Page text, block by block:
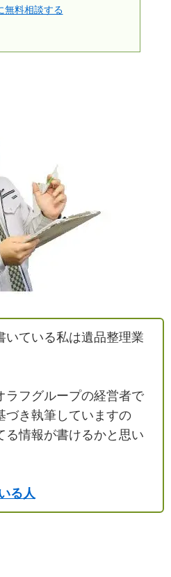
無料相談する
いている私は遺品整理業
ラフグループの経営者で
づき執筆していますの
る情報が書けるかと思い
る人